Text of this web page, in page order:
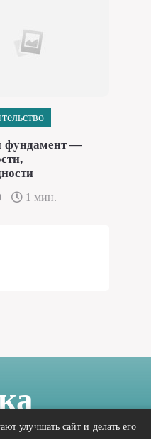
фундамент —
1 мин.
улучшать сайт и делать его